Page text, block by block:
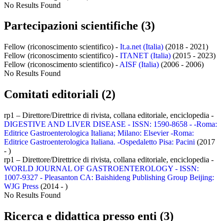
No Results Found
Partecipazioni scientifiche (3)
Fellow (riconoscimento scientifico) - It.a.net (Italia) (2018 - 2021)
Fellow (riconoscimento scientifico) - ITANET (Italia) (2015 - 2023)
Fellow (riconoscimento scientifico) - AISF (Italia) (2006 - 2006)
No Results Found
Comitati editoriali (2)
rp1 – Direttore/Direttrice di rivista, collana editoriale, enciclopedia -
DIGESTIVE AND LIVER DISEASE - ISSN: 1590-8658 - -Roma:
Editrice Gastroenterologica Italiana; Milano: Elsevier -Roma:
Editrice Gastroenterologica Italiana. -Ospedaletto Pisa: Pacini (2017
- )
rp1 – Direttore/Direttrice di rivista, collana editoriale, enciclopedia -
WORLD JOURNAL OF GASTROENTEROLOGY - ISSN:
1007-9327 - Pleasanton CA: Baishideng Publishing Group Beijing:
WJG Press (2014 - )
No Results Found
Ricerca e didattica presso enti (3)